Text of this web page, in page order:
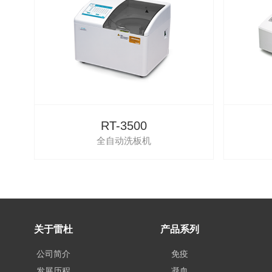
RT-3500
全自动洗板机
关于雷杜
公司简介
产品系列
免疫